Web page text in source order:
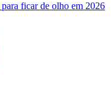
ficar de olho em 2026